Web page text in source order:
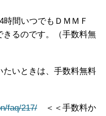
間いつでもＤＭＭＦ
きるのです。（手数料無
いときは、手数料無料
faq/217/ ＜＜手数料か